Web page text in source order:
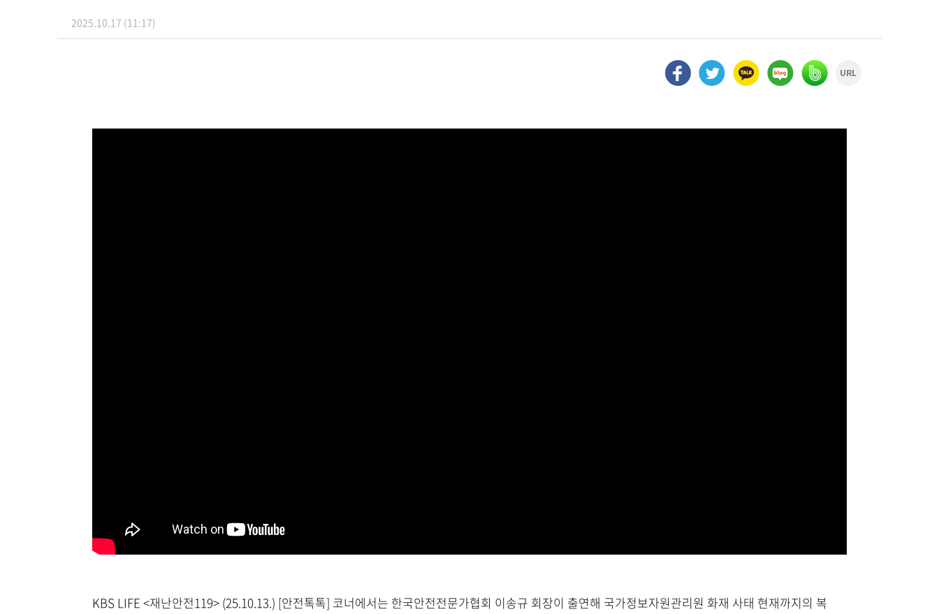
폭염 방사선
2025.10.17 (11:17)
facebook twitter kakao
naver
blog
band
KBS LIFE <재난안전119> (25.10.13.) [안전톡톡] 코너에서는 한국안전전문가협회 이송규 회장이 출연해 국가정보자원관리원 화재 사태 현재까지의 복